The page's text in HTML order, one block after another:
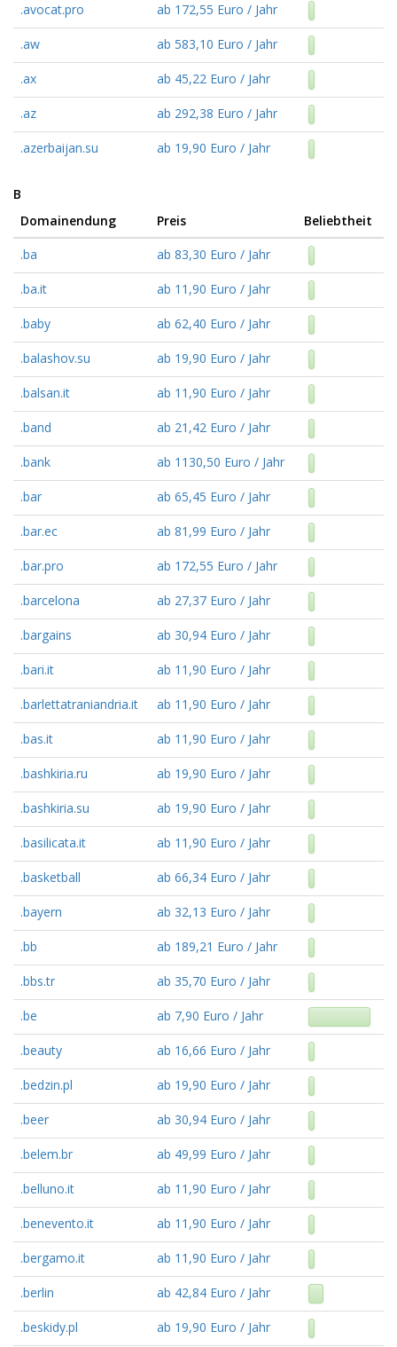
.avocat.pro ab 172,55 Euro / Jahr
.aw ab 583,10 Euro / Jahr
.ax ab 45,22 Euro / Jahr
.az ab 292,38 Euro / Jahr
.azerbaijan.su ab 19,90 Euro / Jahr
B
Domainendung
Preis
Beliebtheit
.ba
ab 83,30 Euro / Jahr
.ba.it ab 11,90 Euro / Jahr
.baby ab 62,40 Euro / Jahr
.balashov.su ab 19,90 Euro / Jahr
.balsan.it ab 11,90 Euro / Jahr
.band ab 21,42 Euro / Jahr
.bank ab 1130,50 Euro / Jahr
.bar ab 65,45 Euro / Jahr
.bar.ec ab 81,99 Euro / Jahr
.bar.pro ab 172,55 Euro / Jahr
.barcelona ab 27,37 Euro / Jahr
.bargains ab 30,94 Euro / Jahr
.bari.it ab 11,90 Euro / Jahr
.barlettatraniandria.it ab 11,90 Euro / Jahr
.bas.it ab 11,90 Euro / Jahr
.bashkiria.ru ab 19,90 Euro / Jahr
.bashkiria.su ab 19,90 Euro / Jahr
.basilicata.it ab 11,90 Euro / Jahr
.basketball ab 66,34 Euro / Jahr
.bayern ab 32,13 Euro / Jahr
.bb ab 189,21 Euro / Jahr
.bbs.tr ab 35,70 Euro / Jahr
.be ab 7,90 Euro / Jahr
.beauty ab 16,66 Euro / Jahr
.bedzin.pl ab 19,90 Euro / Jahr
.beer ab 30,94 Euro / Jahr
.belem.br ab 49,99 Euro / Jahr
.belluno.it ab 11,90 Euro / Jahr
.benevento.it ab 11,90 Euro / Jahr
.bergamo.it ab 11,90 Euro / Jahr
.berlin ab 42,84 Euro / Jahr
.beskidy.pl ab 19,90 Euro / Jahr